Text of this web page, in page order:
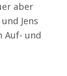
aber
Jens
Auf- und